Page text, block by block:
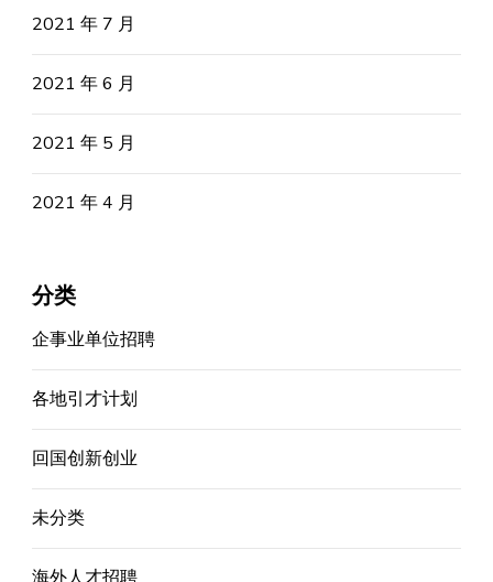
2021 年 7 月
2021 年 6 月
2021 年 5 月
2021 年 4 月
分类
企事业单位招聘
各地引才计划
回国创新创业
未分类